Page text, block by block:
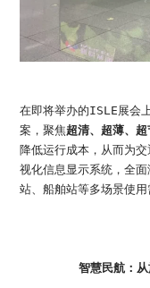
在即将举办的ISLE展会
案，聚焦超清、超薄、
降低运行成本，从而为
视化信息显示系统，全
站、船舶站等多场景使用
智慧民航：